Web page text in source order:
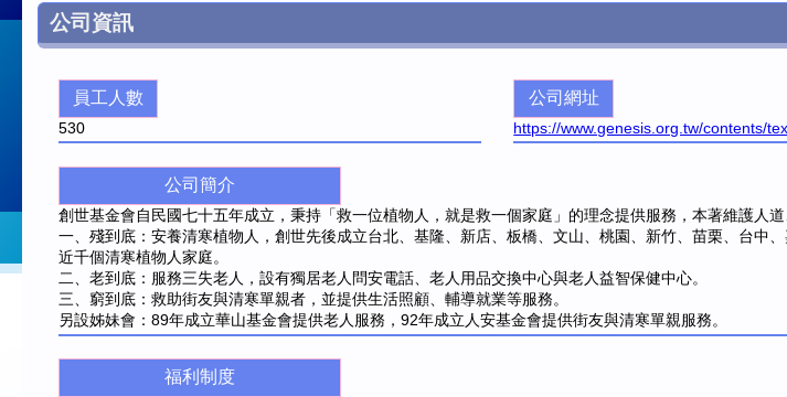
公司資訊
員工人數
530
公司網址
https://www.genesis.org.tw/contents/
公司簡介
創世基金會自民國七十五年成立，秉持「救一位植物人，就是救一個家庭」的理念提供服務，本著維護人
一、殘到底：安養清寒植物人，創世先後成立台北、基隆、新店、板橋、文山、桃園、新竹、苗栗、台中
近千個清寒植物人家庭。
二、老到底：服務三失老人，設有獨居老人問安電話、老人用品交換中心與老人益智保健中心。
三、窮到底：救助街友與清寒單親者，並提供生活照顧、輔導就業等服務。
另設姊妹會：89年成立華山基金會提供老人服務，92年成立人安基金會提供街友與清寒單親服務。
福利制度